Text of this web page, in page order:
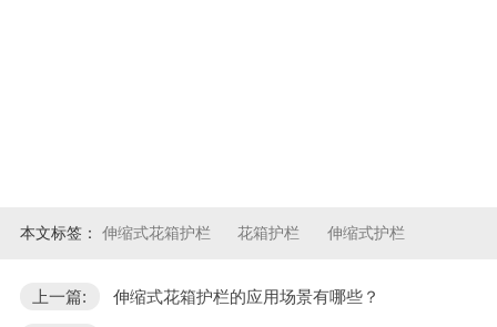
本文标签： 伸缩式花箱护栏 花箱护栏 伸缩式护栏
上一篇: 伸缩式花箱护栏的应用场景有哪些？